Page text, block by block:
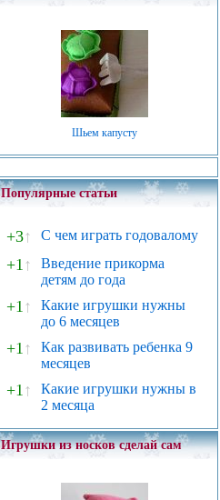
Шьем капусту
Популярные статьи
+3↑ С чем играть годовалому
+1↑
Введение прикорма
детям до года
+1↑
Какие игрушки нужны
до 6 месяцев
+1↑
Как развивать ребенка 9
месяцев
+1↑
Какие игрушки нужны в
2 месяца
Игрушки из носков сделай сам